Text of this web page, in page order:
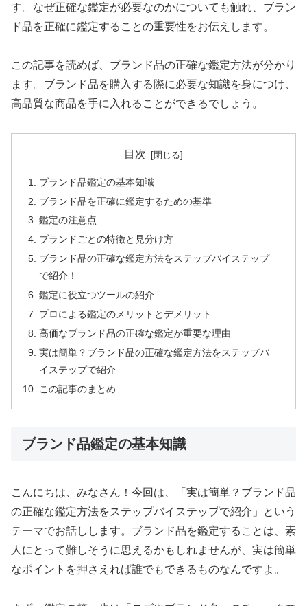
す。なぜ正確な鑑定が必要なのかについても触れ、ブラン
ド品を正確に鑑定することの重要性をお伝えします。
この記事を読めば、ブランド品の正確な鑑定方法が分かり
ます。ブランド品を購入する際に必要な知識を身につけ、
高品質な商品を手に入れることができるでしょう。
目次
ブランド品鑑定の基本知識
ブランド品を正確に鑑定するための基準
鑑定の注意点
ブランドごとの特徴と見分け方
ブランド品の正確な鑑定方法をステップバイステップ
で紹介！
鑑定に役立つツールの紹介
プロによる鑑定のメリットとデメリット
高価なブランド品の正確な鑑定が重要な理由
実は簡単？ブランド品の正確な鑑定方法をステップバ
イステップで紹介
この記事のまとめ
ブランド品鑑定の基本知識
こんにちは、みなさん！今回は、「実は簡単？ブランド品
の正確な鑑定方法をステップバイステップで紹介」という
テーマでお話しします。ブランド品を鑑定することは、素
人にとって難しそうに思えるかもしれませんが、実は簡単
なポイントを押さえれば誰でもできるものなんですよ。